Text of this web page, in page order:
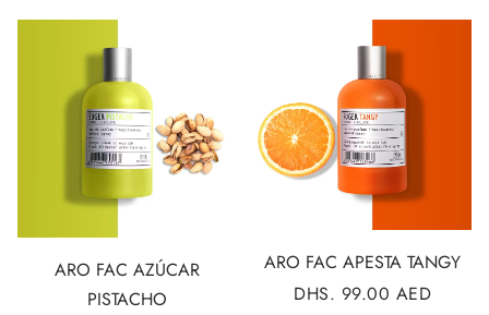
ARO FAC AZÚCAR
PISTACHO
ARO FAC APESTA TANGY
PRECIO
DHS. 99.00 AED